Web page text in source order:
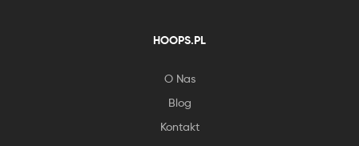
HOOPS.PL
O Nas
Blog
Kontakt